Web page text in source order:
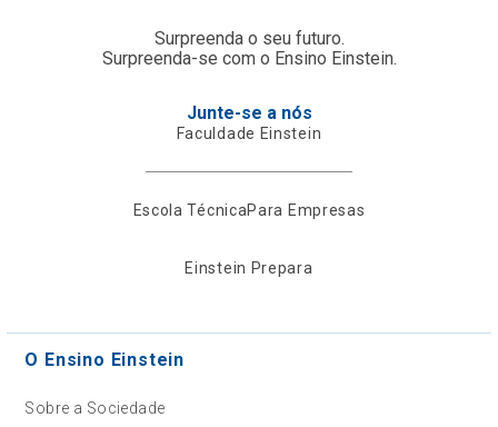
Surpreenda o seu futuro.
Surpreenda-se com o Ensino Einstein.
Junte-se a nós
Faculdade Einstein
Escola TécnicaPara Empresas
Einstein Prepara
O Ensino Einstein
Sobre a Sociedade